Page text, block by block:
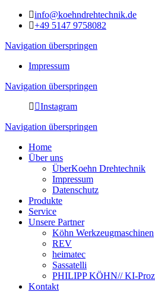
info@koehndrehtechnik.de
+49 5147 9758082
Navigation überspringen
Impressum
Navigation überspringen
Instagram
Navigation überspringen
Home
Über uns
ÜberKoehn Drehtechnik
Impressum
Datenschutz
Produkte
Service
Unsere Partner
Köhn Werkzeugmaschinen
REV
heimatec
Sassatelli
PHILIPP KÖHN// KI-
Kontakt